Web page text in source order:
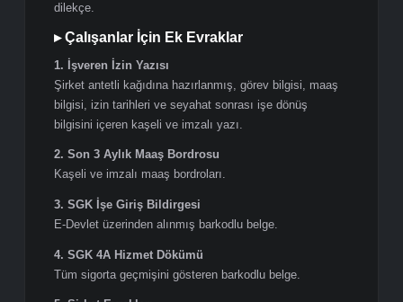
seyahatin başlangıç tarihinden 1 gün önce başlayıp
dönüş tarihinden 1 gün sonra sona ermelidir.
6. Uçak Bileti veya Uçuş Rezervasyonu
Gidiş ve dönüş uçuş bilgilerini içeren rezervasyon veya
bilet. PNR numarası görünmelidir. Kesin bilet satın
alınması zorunlu değildir.
7. Otel veya Konaklama Rezervasyonu
sahibinin adını içeren resmi rezervasyon belgesi.
Son 3 aylık hesap hareketlerini gösteren, banka
tarafından kaşelenmiş ve imzalanmış hesap dökümü.